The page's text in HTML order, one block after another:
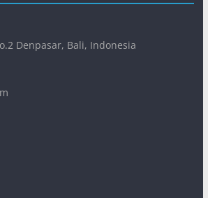
Denpasar, Bali, Indonesia